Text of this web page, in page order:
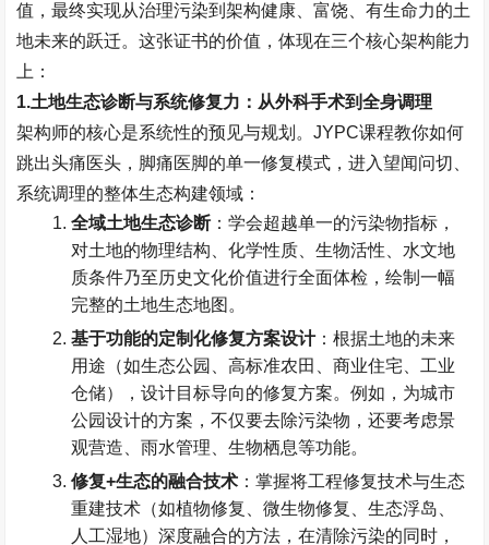
值，最终实现从治理污染到架构健康、富饶、有生命力的土
地未来的跃迁。这张证书的价值，体现在三个核心架构能力
上：
1.土地生态诊断与系统修复力：从外科手术到全身调理
架构师的核心是系统性的预见与规划。JYPC课程教你如何
跳出头痛医头，脚痛医脚的单一修复模式，进入望闻问切、
系统调理的整体生态构建领域：
全域土地生态诊断：学会超越单一的污染物指标，
对土地的物理结构、化学性质、生物活性、水文地
质条件乃至历史文化价值进行全面体检，绘制一幅
完整的土地生态地图。
基于功能的定制化修复方案设计：根据土地的未来
用途（如生态公园、高标准农田、商业住宅、工业
仓储），设计目标导向的修复方案。例如，为城市
公园设计的方案，不仅要去除污染物，还要考虑景
观营造、雨水管理、生物栖息等功能。
修复+生态的融合技术 ：掌握将工程修复技术与生态
重建技术（如植物修复、微生物修复、生态浮岛、
人工湿地）深度融合的方法，在清除污染的同时，